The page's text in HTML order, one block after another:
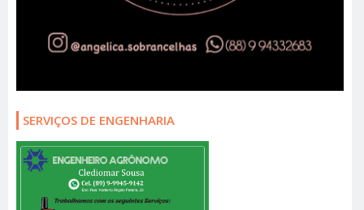
SERVIÇOS DE ENGENHARIA